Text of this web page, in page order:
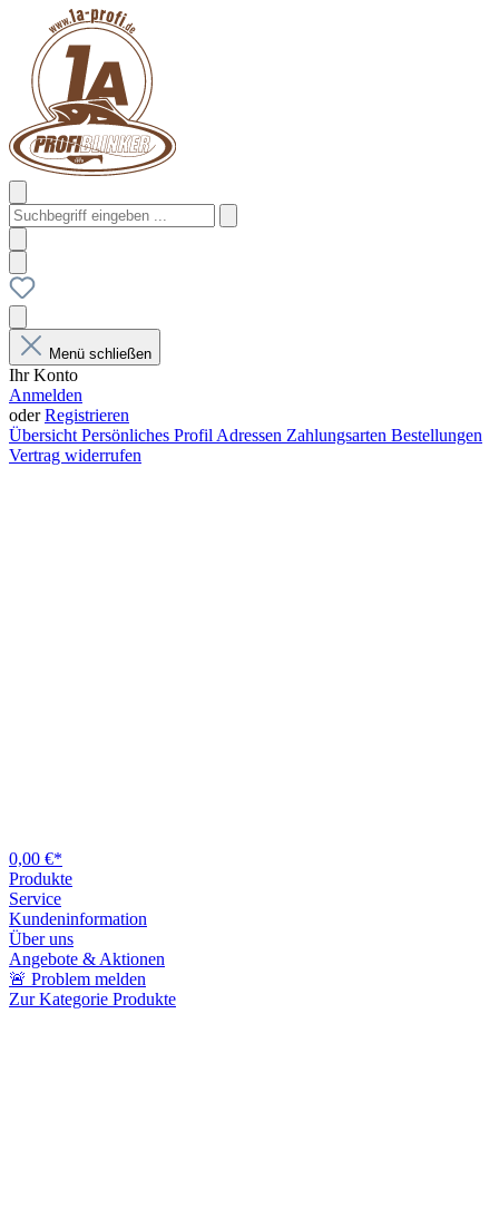
Menü schließen
Ihr Konto
Anmelden
oderRegistrieren
Übersicht Persönliches Profil Adressen Zahlungsarten Bestellungen
Vertrag widerrufen
0,00 €*
Produkte
Service
Kundeninformation
Über uns
Angebote & Aktionen
🚨 Problem melden
Zur Kategorie Produkte